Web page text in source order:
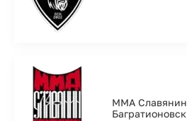
ММА Славянин
Багратионовск